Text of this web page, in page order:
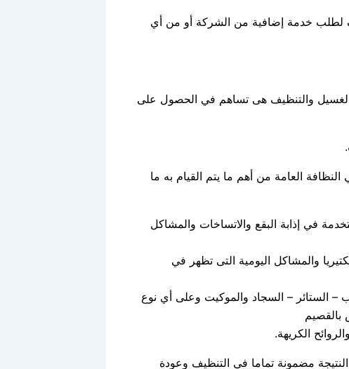
لطلب خدمة إضافية من الشركة أو من أي
الغسيل والتنظيف هى تساهم في الحصول على
العامة من أهم ما يتم القيام به ما
في إذابة البقع والاتساخات والمشاكل
والمشاكل اليومية التى تظهر في
– الستائر – السجاد والموكيت وعلى أي نوع
الكريهة.
مضمونة تماما في التنظيف وعودة